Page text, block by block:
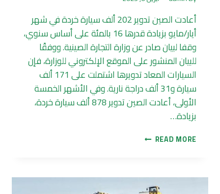
أعادت الصين تدوير 202 ألف سيارة خردة في شهر
أيار/مايو بزيادة قدرها 16 بالمئة على أساس سنوي،
وقفا لبيان صادر عن وزارة التجارة الصينية. ووفقًا
للبيان المنشور على الموقع الإلكتروني للوزارة، فإن
السيارات المعاد تدويرها اشتملت على 171 ألف
سيارة و31 ألف دراجة نارية. وفي الأشهر الخمسة
الأولى، أعادت الصين تدوير 878 ألف سيارة خردة،
بزيادة…
READ MORE الصين